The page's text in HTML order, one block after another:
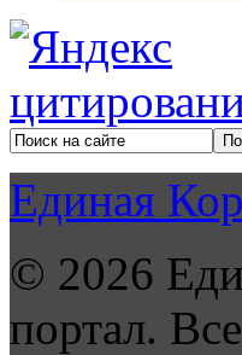
Единая
© 2026
портал.